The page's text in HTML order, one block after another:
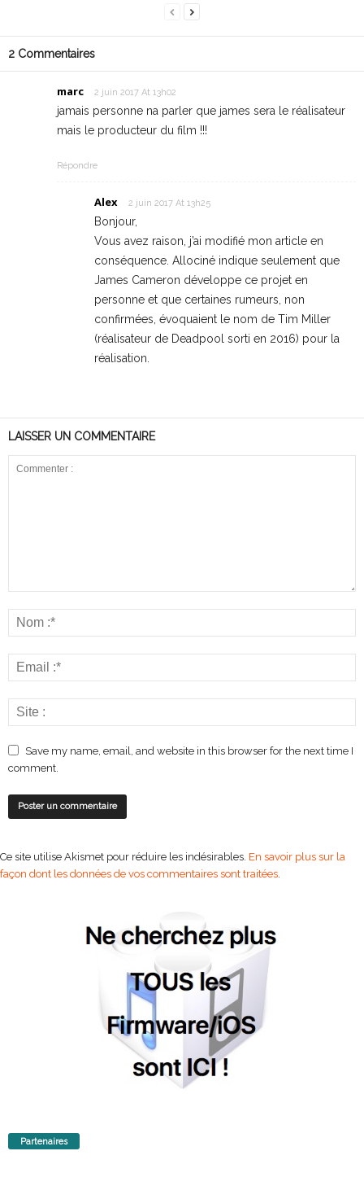
2 Commentaires
marc 2 juin 2017 At 13h02
jamais personne na parler que james sera le réalisateur
mais le producteur du film !!!
Répondre
Alex 2 juin 2017 At 13h25
Bonjour,
Vous avez raison, j’ai modifié mon article en
conséquence. Allociné indique seulement que
James Cameron développe ce projet en
personne et que certaines rumeurs, non
confirmées, évoquaient le nom de Tim Miller
(réalisateur de Deadpool sorti en 2016) pour la
réalisation.
LAISSER UN COMMENTAIRE
Save my name, email, and website in this browser for the next time I
comment.
Ce site utilise Akismet pour réduire les indésirables. En savoir plus sur la
façon dont les données de vos commentaires sont traitées.
Partenaires